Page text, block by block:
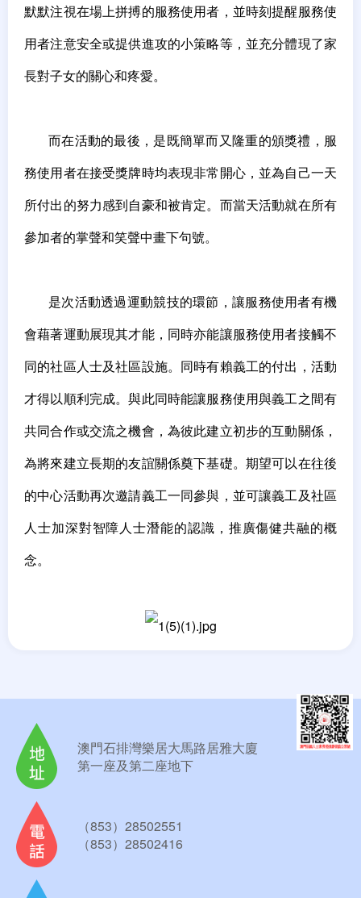
默默注視在場上拼搏的服務使用者，並時刻提醒服務使
用者注意安全或提供進攻的小策略等，並充分體現了家
長對子女的關心和疼愛。
而在活動的最後，是既簡單而又隆重的頒獎禮，服
務使用者在接受獎牌時均表現非常開心，並為自己一天
所付出的努力感到自豪和被肯定。而當天活動就在所有
參加者的掌聲和笑聲中畫下句號。
是次活動透過運動競技的環節，讓服務使用者有機
會藉著運動展現其才能，同時亦能讓服務使用者接觸不
同的社區人士及社區設施。同時有賴義工的付出，活動
才得以順利完成。與此同時能讓服務使用與義工之間有
共同合作或交流之機會，為彼此建立初步的互動關係，
為將來建立長期的友誼關係奠下基礎。期望可以在往後
的中心活動再次邀請義工一同參與，並可讓義工及社區
人士加深對智障人士潛能的認識，推廣傷健共融的概
念。
澳門石排灣樂居大馬路居雅大廈
第一座及第二座地下
（853）28502551
（853）28502416